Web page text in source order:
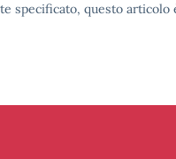
specificato, questo